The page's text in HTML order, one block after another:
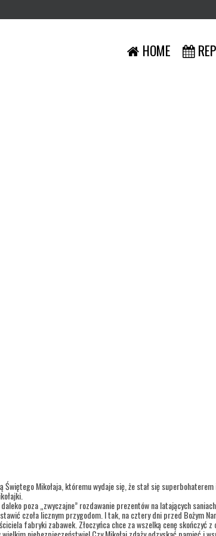
HOME
Mikołaja, któremu wydaje się, że stał się
poza „zwyczajne” rozdawanie prezentów na latających
czoła licznym przygodom. I tak, na cztery dni przed Bożym
fabryki zabawek. Złoczyńca chce za wszelką cenę